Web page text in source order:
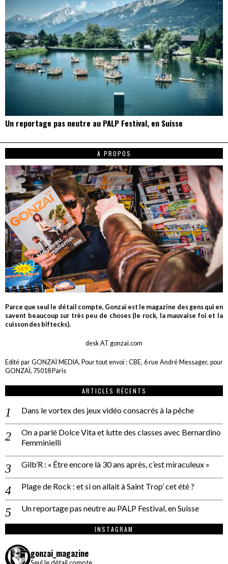
Un reportage pas neutre au PALP Festival, en Suisse
A PROPOS
Parce que seul le détail compte, Gonzaï est le magazine des gens qui en
savent beaucoup sur très peu de choses (le rock, la mauvaise foi et la
cuisson des biftecks).
desk AT gonzai.com
Edité par GONZAÏ MEDIA. Pour tout envoi : CBE, 6 rue André Messager, pour
GONZAÏ, 75018 Paris
ARTICLES RÉCENTS
Dans le vortex des jeux vidéo consacrés à la pêche
On a parlé Dolce Vita et lutte des classes avec Bernardino
Femminielli
Gilb’R : « Être encore là 30 ans après, c’est miraculeux »
Plage de Rock : et si on allait à Saint Trop’ cet été ?
Un reportage pas neutre au PALP Festival, en Suisse
INSTAGRAM
gonzai_magazine